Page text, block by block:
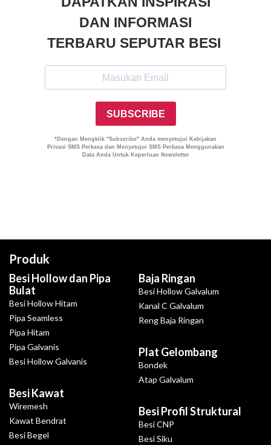
Produk
Besi Hollow dan Pipa
Bulat
Besi Hollow Hitam
Pipa Seamless
Pipa Hitam
Pipa Galvanis
Besi Hollow Galvanis
Besi Kawat
Wiremesh
Kawat Bendrat
Besi Begel
Baja Ringan
Besi Hollow Galvalum
Kanal C Galvalum
Reng Baja Ringan
Plat Gelombang
Bondek
Atap Galvalum
Besi Profil Struktural
Besi CNP
Besi Siku